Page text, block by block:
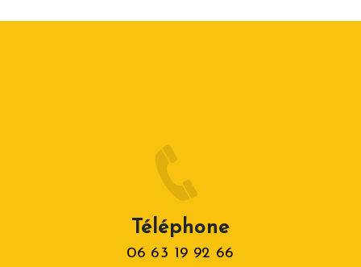
Téléphone
06 63 19 92 66